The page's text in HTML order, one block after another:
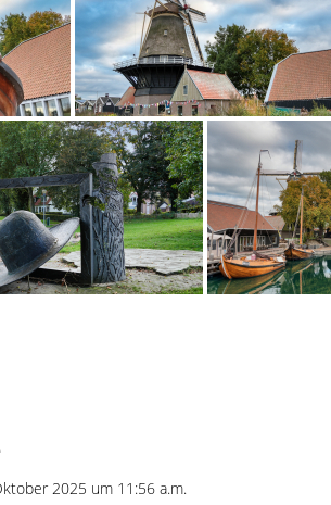
2025 um 11:56 a.m.